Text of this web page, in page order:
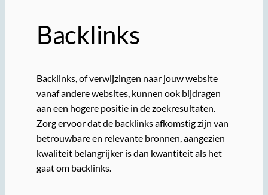
Backlinks
Backlinks, of verwijzingen naar jouw website
vanaf andere websites, kunnen ook bijdragen
aan een hogere positie in de zoekresultaten.
Zorg ervoor dat de backlinks afkomstig zijn van
betrouwbare en relevante bronnen, aangezien
kwaliteit belangrijker is dan kwantiteit als het
gaat om backlinks.